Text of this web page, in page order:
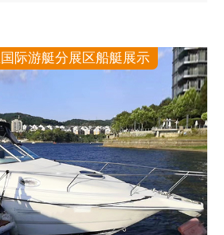
际游艇分展区船艇展示